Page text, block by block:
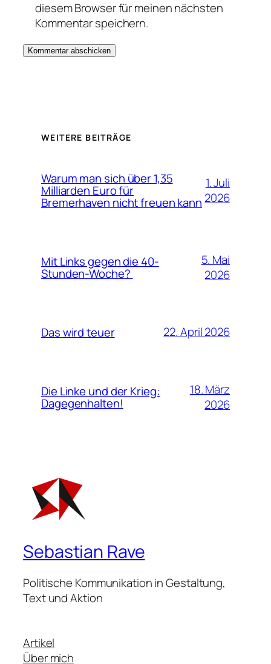
diesem Browser für meinen nächsten
Kommentar speichern.
WEITERE BEITRÄGE
Warum man sich über 1,35
Milliarden Euro für
Bremerhaven nicht freuen kann
1. Juli
2026
Mit Links gegen die 40-
Stunden-Woche?
5. Mai
2026
Das wird teuer 22. April 2026
Die Linke und der Krieg:
Dagegenhalten!
18. März
2026
Sebastian Rave
Politische Kommunikation in Gestaltung,
Text und Aktion
Artikel
Über mich